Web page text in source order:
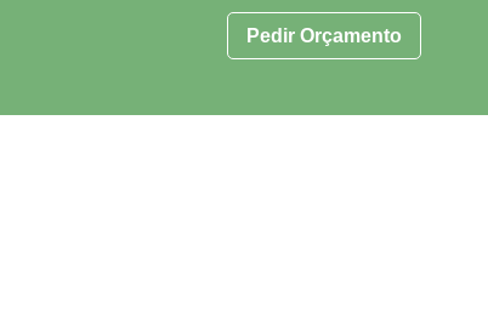
Pedir Orçamento